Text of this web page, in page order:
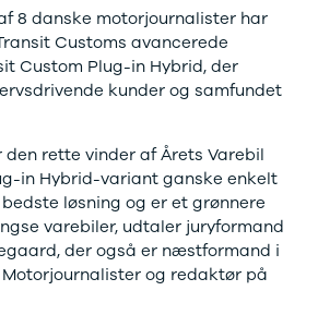
alle BYD
3
alle
8 danske motorjournalister har
Customs avancerede
Custom Plug-in Hybrid, der
kunder og samfundet
rette vinder af Årets Varebil
in Hybrid-variant ganske enkelt
løsning og er et grønnere
varebiler, udtaler juryformand
der også er næstformand i
og redaktør på